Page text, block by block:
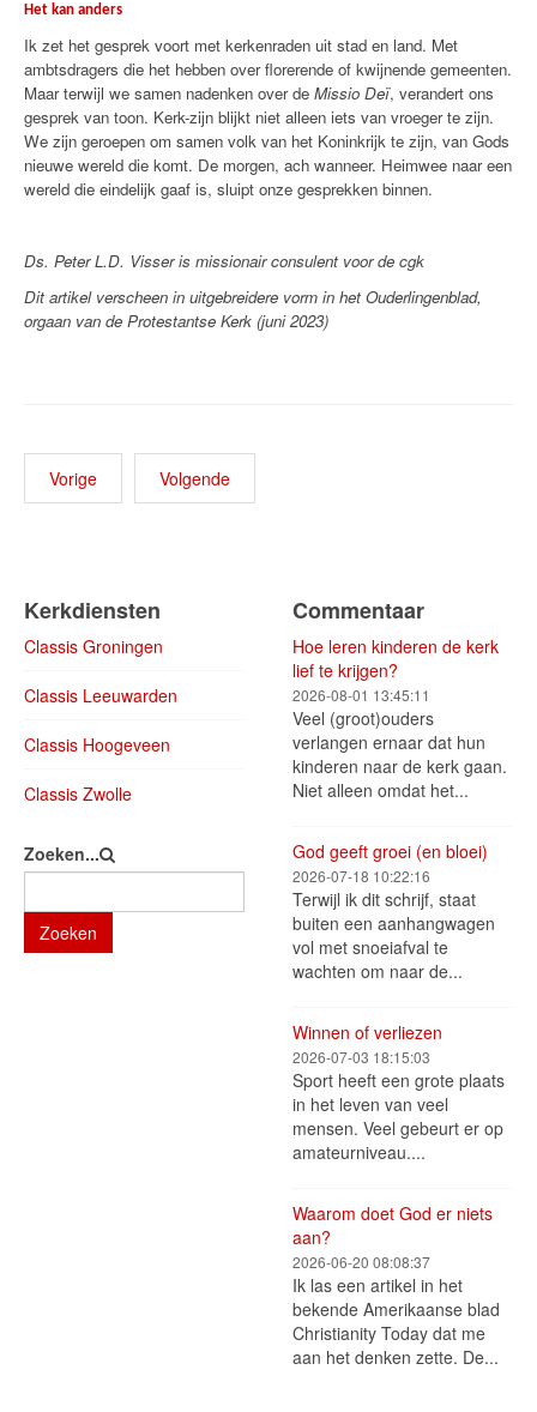
Het kan anders
Ik zet het gesprek voort met kerkenraden uit stad en land. Met
ambtsdragers die het hebben over florerende of kwijnende gemeenten.
Maar terwijl we samen nadenken over de Missio Deï, verandert ons
gesprek van toon. Kerk-zijn blijkt niet alleen iets van vroeger te zijn.
We zijn geroepen om samen volk van het Koninkrijk te zijn, van Gods
nieuwe wereld die komt. De morgen, ach wanneer. Heimwee naar een
wereld die eindelijk gaaf is, sluipt onze gesprekken binnen.
Ds. Peter L.D. Visser is missionair consulent voor de cgk
Dit artikel verscheen in uitgebreidere vorm in het Ouderlingenblad,
orgaan van de Protestantse Kerk (juni 2023)
Vorige Volgende
Kerkdiensten
Classis Groningen
Classis Leeuwarden
Classis Hoogeveen
Classis Zwolle
Zoeken...
Zoeken
Commentaar
Hoe leren kinderen de kerk
lief te krijgen?
2026-08-01 13:45:11
Veel (groot)ouders
verlangen ernaar dat hun
kinderen naar de kerk gaan.
Niet alleen omdat het...
God geeft groei (en bloei)
2026-07-18 10:22:16
Terwijl ik dit schrijf, staat
buiten een aanhangwagen
vol met snoeiafval te
wachten om naar de...
Winnen of verliezen
2026-07-03 18:15:03
Sport heeft een grote plaats
in het leven van veel
mensen. Veel gebeurt er op
amateurniveau....
Waarom doet God er niets
aan?
2026-06-20 08:08:37
Ik las een artikel in het
bekende Amerikaanse blad
Christianity Today dat me
aan het denken zette. De...